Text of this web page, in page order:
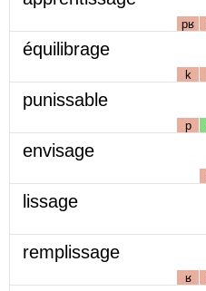
pʁ
équilibrage
k
punissable
p
envisage
lissage
remplissage
ʁ